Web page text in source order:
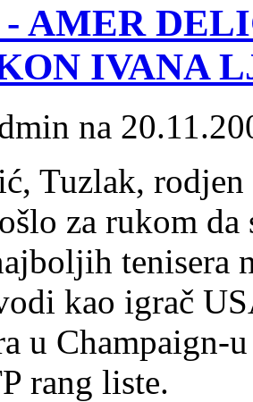
- AMER
IVANA
na
Tuzlak,
za rukom da
tenisera
kao igrač
u
rang liste.